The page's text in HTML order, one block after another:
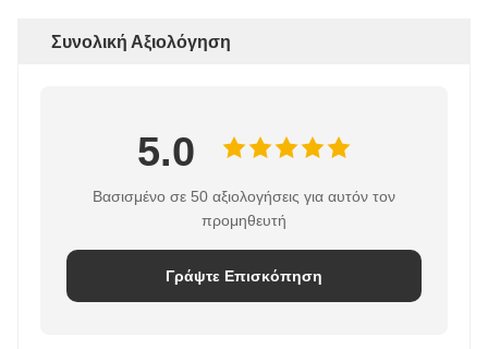
Συνολική Αξιολόγηση
5.0
Βασισμένο σε 50 αξιολογήσεις για αυτόν τον
προμηθευτή
Γράψτε Επισκόπηση